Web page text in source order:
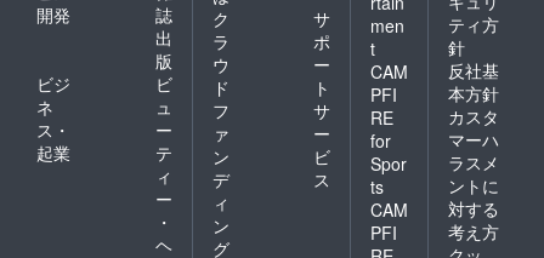
開発
誌
出
版
ビジ
ネ
ス・
起業
ビ
ュ
ー
テ
ィ
ー
・
ヘ
ク
ラ
ウ
ド
フ
ァ
ン
デ
ィ
ン
グ
サ
ポ
ー
ト
サ
ー
ビ
ス
men
t
CAM
PFI
RE
for
Spor
ts
CAM
PFI
ティ方
針
反社基
本方針
カスタ
マーハ
ラスメ
ントに
対する
考え方